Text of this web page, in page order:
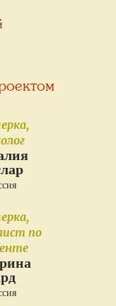
по